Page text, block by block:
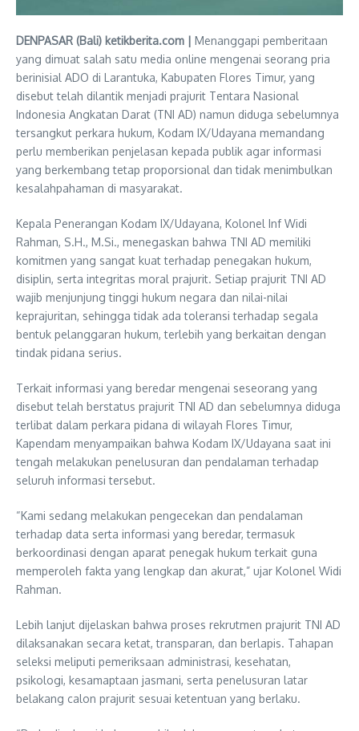
DENPASAR (Bali) ketikberita.com | Menanggapi pemberitaan
yang dimuat salah satu media online mengenai seorang pria
berinisial ADO di Larantuka, Kabupaten Flores Timur, yang
disebut telah dilantik menjadi prajurit Tentara Nasional
Indonesia Angkatan Darat (TNI AD) namun diduga sebelumnya
tersangkut perkara hukum, Kodam IX/Udayana memandang
perlu memberikan penjelasan kepada publik agar informasi
yang berkembang tetap proporsional dan tidak menimbulkan
kesalahpahaman di masyarakat.
Kepala Penerangan Kodam IX/Udayana, Kolonel Inf Widi
Rahman, S.H., M.Si., menegaskan bahwa TNI AD memiliki
komitmen yang sangat kuat terhadap penegakan hukum,
disiplin, serta integritas moral prajurit. Setiap prajurit TNI AD
wajib menjunjung tinggi hukum negara dan nilai-nilai
keprajuritan, sehingga tidak ada toleransi terhadap segala
bentuk pelanggaran hukum, terlebih yang berkaitan dengan
tindak pidana serius.
Terkait informasi yang beredar mengenai seseorang yang
disebut telah berstatus prajurit TNI AD dan sebelumnya diduga
terlibat dalam perkara pidana di wilayah Flores Timur,
Kapendam menyampaikan bahwa Kodam IX/Udayana saat ini
tengah melakukan penelusuran dan pendalaman terhadap
seluruh informasi tersebut.
“Kami sedang melakukan pengecekan dan pendalaman
terhadap data serta informasi yang beredar, termasuk
berkoordinasi dengan aparat penegak hukum terkait guna
memperoleh fakta yang lengkap dan akurat,” ujar Kolonel Widi
Rahman.
Lebih lanjut dijelaskan bahwa proses rekrutmen prajurit TNI AD
dilaksanakan secara ketat, transparan, dan berlapis. Tahapan
seleksi meliputi pemeriksaan administrasi, kesehatan,
psikologi, kesamaptaan jasmani, serta penelusuran latar
belakang calon prajurit sesuai ketentuan yang berlaku.